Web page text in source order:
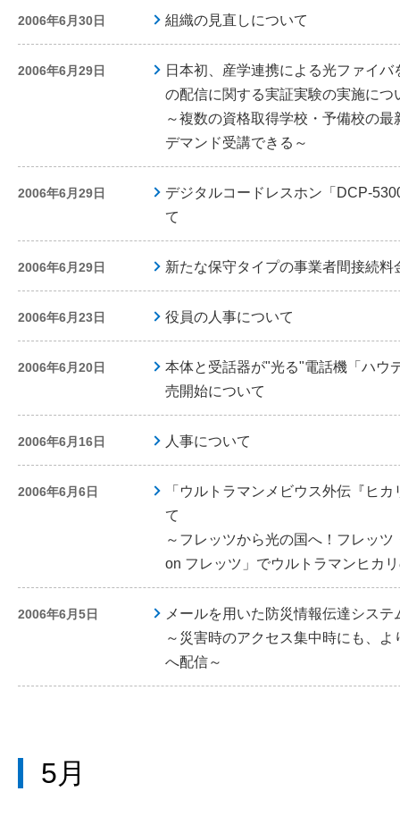
2006年6月30日 組織の見直しについて
2006年6月29日
日本初、産学連携による光ファイ
の配信に関する実証実験の実施につ
～複数の資格取得学校・予備校の
デマンド受講できる～
2006年6月29日
デジタルコードレスホン「
て
2006年6月29日 新たな保守タイプの事業者間接続料
2006年6月23日 役員の人事について
2006年6月20日
本体と受話器が"光る"電話機「ハウ
売開始について
2006年6月16日 人事について
2006年6月6日
「ウルトラマンメビウス外伝『ヒ
て
～フレッツから光の国へ！フレッ
on フレッツ」でウルトラマンヒカ
2006年6月5日
メールを用いた防災情報伝達シス
～災害時のアクセス集中時にも、
へ配信～
5月